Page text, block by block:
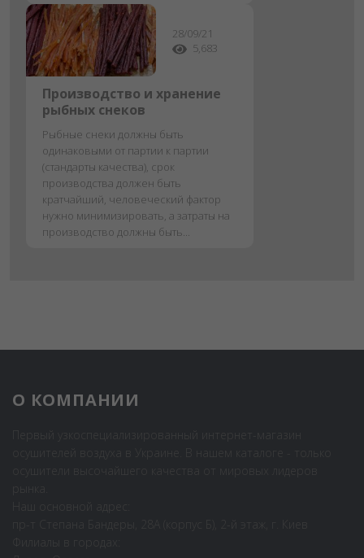
28/09/21
5,683
Производство и хранение
рыбных снеков
Рыбные снеки должны быть
одинаковыми от партии к партии
(стандарты качества), срок
производства должен быть
кратчайший, человеческий фактор
нужно минимизировать, а затраты на
производство должны быть...
О КОМПАНИИ